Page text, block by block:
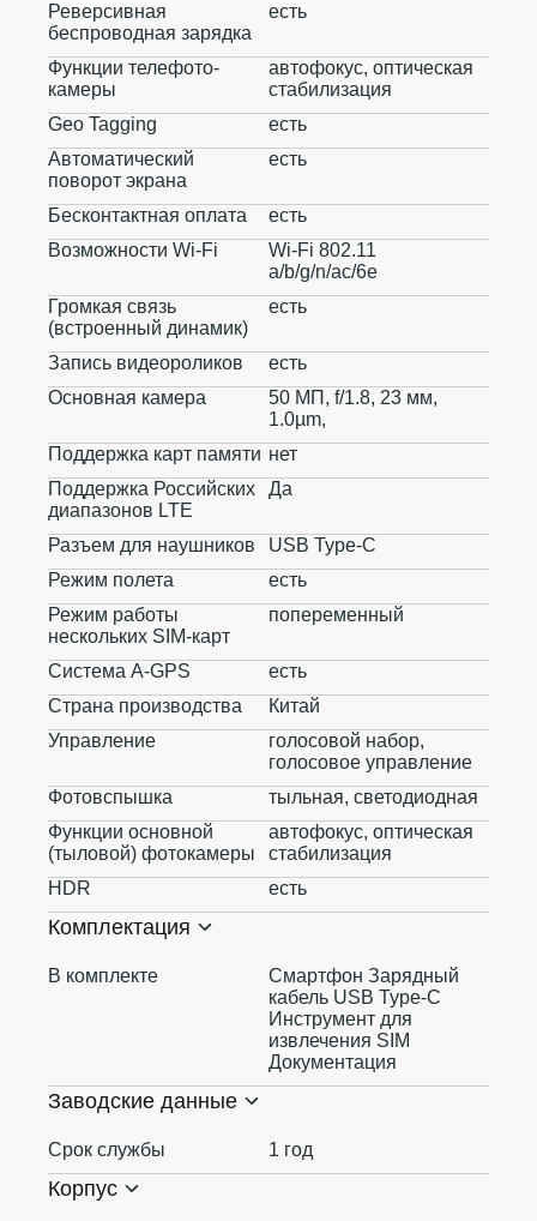
Реверсивная
беспроводная зарядка
есть
Функции телефото-
камеры
автофокус, оптическая
стабилизация
Geo Tagging
есть
Автоматический
поворот экрана
есть
Бесконтактная оплата
есть
Возможности Wi-Fi
Wi-Fi 802.11
a/b/g/n/ac/6e
Громкая связь
(встроенный динамик)
есть
Запись видеороликов
есть
Основная камера
50 МП, f/1.8, 23 мм,
1.0µm,
Поддержка карт памяти нет
Поддержка Российских
диапазонов LTE
Да
Разъем для наушников
USB Type-C
Режим полета
есть
Режим работы
нескольких SIM-карт
попеременный
Система A-GPS
есть
Страна производства
Китай
Управление
голосовой набор,
голосовое управление
Фотовспышка
тыльная, светодиодная
Функции основной
(тыловой) фотокамеры
автофокус, оптическая
стабилизация
HDR
есть
Комплектация
В комплекте
Смартфон Зарядный
кабель USB Type-C
Инструмент для
извлечения SIM
Документация
Заводские данные
Срок службы 1 год
Корпус